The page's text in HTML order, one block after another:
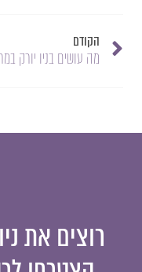
הקודם
רוצים את